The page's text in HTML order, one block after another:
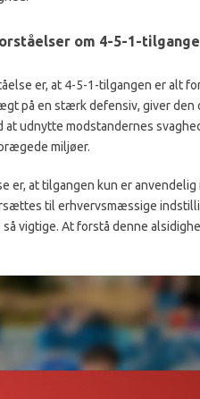
om 4-5-1-
er, at 4-5-1-tilgangen er alt
på en stærk defensiv, giver den
udnytte modstandernes
miljøer.
er, at tilgangen kun er
til erhvervsmæssige
så vigtige. At forstå denne